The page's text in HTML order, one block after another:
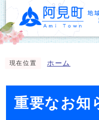
現在位置 ホーム
重要なお知